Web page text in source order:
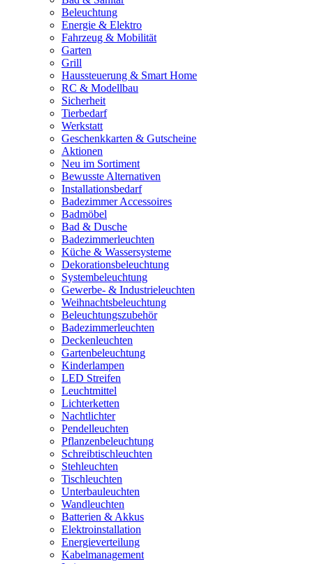
Beleuchtung
Energie & Elektro
Fahrzeug & Mobilität
Garten
Grill
Haussteuerung & Smart Home
RC & Modellbau
Sicherheit
Tierbedarf
Werkstatt
Geschenkkarten & Gutscheine
Aktionen
Neu im Sortiment
Bewusste Alternativen
Installationsbedarf
Badezimmer Accessoires
Badmöbel
Bad & Dusche
Badezimmerleuchten
Küche & Wassersysteme
Dekorationsbeleuchtung
Systembeleuchtung
Gewerbe- & Industrieleuchten
Weihnachtsbeleuchtung
Beleuchtungszubehör
Badezimmerleuchten
Deckenleuchten
Gartenbeleuchtung
Kinderlampen
LED Streifen
Leuchtmittel
Lichterketten
Nachtlichter
Pendelleuchten
Pflanzenbeleuchtung
Schreibtischleuchten
Stehleuchten
Tischleuchten
Unterbauleuchten
Wandleuchten
Batterien & Akkus
Elektroinstallation
Energieverteilung
Kabelmanagement